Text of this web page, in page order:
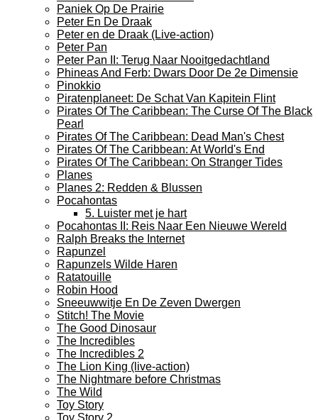
Paniek Op De Prairie
Peter En De Draak
Peter en de Draak (Live-action)
Peter Pan
Peter Pan II: Terug Naar Nooitgedachtland
Phineas And Ferb: Dwars Door De 2e Dimensie
Pinokkio
Piratenplaneet: De Schat Van Kapitein Flint
Pirates Of The Caribbean: The Curse Of The Black
Pearl
Pirates Of The Caribbean: Dead Man's Chest
Pirates Of The Caribbean: At World's End
Pirates Of The Caribbean: On Stranger Tides
Planes
Planes 2: Redden & Blussen
Pocahontas
5. Luister met je hart
Pocahontas II: Reis Naar Een Nieuwe Wereld
Ralph Breaks the Internet
Rapunzel
Rapunzels Wilde Haren
Ratatouille
Robin Hood
Sneeuwwitje En De Zeven Dwergen
Stitch! The Movie
The Good Dinosaur
The Incredibles
The Incredibles 2
The Lion King (live-action)
The Nightmare before Christmas
The Wild
Toy Story
Toy Story 2